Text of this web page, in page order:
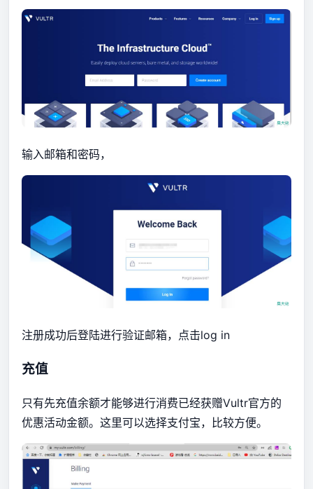
输入邮箱和密码，
注册成功后登陆进行验证邮箱，点击log in
充值
只有先充值余额才能够进行消费已经获赠Vultr官方的
优惠活动金额。这里可以选择支付宝，比较方便。